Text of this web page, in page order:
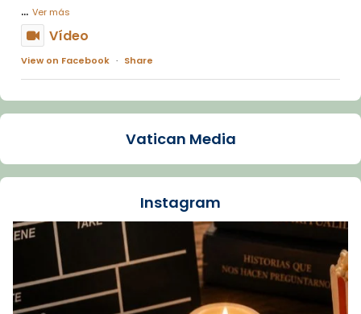
... Ver más
Vídeo
View on Facebook · Share
Arquebisbat de Barcelona
La Carmina va patir depressió. Fa gairebé
dos mesos, a l'Estadi Lluís Companys, la
Recupera l'entrevista comp
Vatican
tican News 👇
www.vaticannews.va/es/iglesia/news/2026-
07/carmina-historia-depresion-papa-viaje-
Vatican Media
Instagram